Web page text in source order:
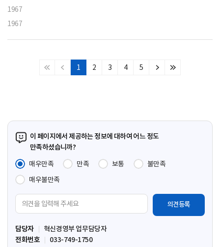
1967
1967
처
이
1 2 3 4 5
다
마
이 페이지에서 제공하는 정보에 대하여 어느 정도
만족하셨습니까?
매우만족
만족 보통
불만족
매우불만족
견
입
력
담당자
혁신경영부 업무담당자
전화번호
033-749-1750